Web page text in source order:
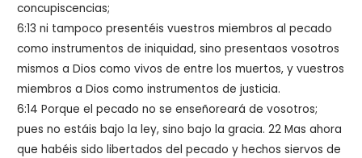
concupiscencias;
6:13 ni tampoco presentéis vuestros miembros al pecado
como instrumentos de iniquidad, sino presentaos vosotros
mismos a Dios como vivos de entre los muertos, y vuestros
miembros a Dios como instrumentos de justicia.
6:14 Porque el pecado no se enseñoreará de vosotros;
pues no estáis bajo la ley, sino bajo la gracia. 22 Mas ahora
que habéis sido libertados del pecado y hechos siervos de